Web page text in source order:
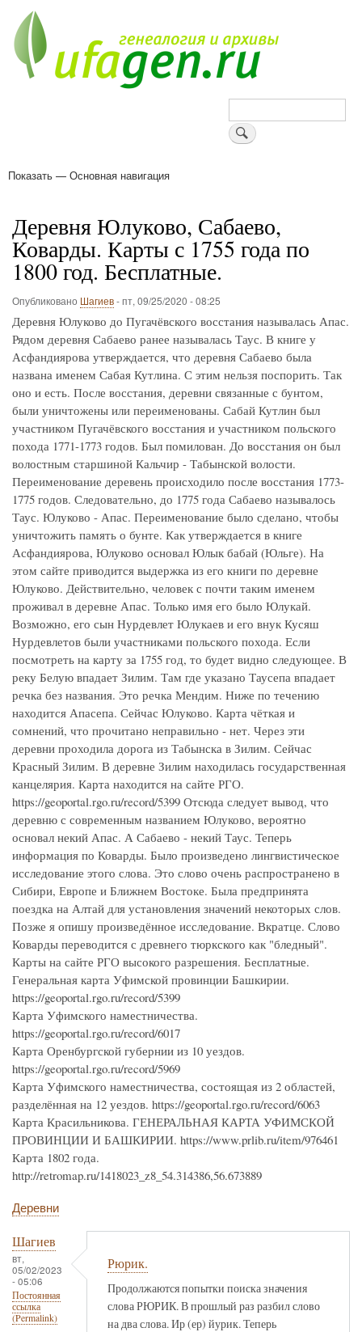
основному
содержанию
Поиск
Основная
Показать — Основная навигация
Деревня Юлуково, Сабаево,
Коварды. Карты с 1755 года по
1800 год. Бесплатные.
Опубликовано Шагиев-пт, 09/25/2020 - 08:25
Деревня Юлуково до Пугачёвского восстания называлась Апас.
Рядом деревня Сабаево ранее называлась Таус. В книге у
Асфандиярова утверждается, что деревня Сабаево была
названа именем Сабая Кутлина. С этим нельзя поспорить. Так
оно и есть. После восстания, деревни связанные с бунтом,
были уничтожены или переименованы. Сабай Кутлин был
участником Пугачёвского восстания и участником польского
похода 1771-1773 годов. Был помилован. До восстания он был
волостным старшиной Кальчир - Табынской волости.
Переименование деревень происходило после восстания 1773-
1775 годов. Следовательно, до 1775 года Сабаево называлось
Таус. Юлуково - Апас. Переименование было сделано, чтобы
уничтожить память о бунте. Как утверждается в книге
Асфандиярова, Юлуково основал Юлык бабай (Юльге). На
этом сайте приводится выдержка из его книги по деревне
Юлуково. Действительно, человек с почти таким именем
проживал в деревне Апас. Только имя его было Юлукай.
Возможно, его сын Нурдевлет Юлукаев и его внук Кусяш
Нурдевлетов были участниками польского похода. Если
посмотреть на карту за 1755 год, то будет видно следующее. В
реку Белую впадает Зилим. Там где указано Таусепа впадает
речка без названия. Это речка Мендим. Ниже по течению
находится Апасепа. Сейчас Юлуково. Карта чёткая и
сомнений, что прочитано неправильно - нет. Через эти
деревни проходила дорога из Табынска в Зилим. Сейчас
Красный Зилим. В деревне Зилим находилась государственная
канцелярия. Карта находится на сайте РГО.
https://geoportal.rgo.ru/record/5399 Отсюда следует вывод, что
деревню с современным названием Юлуково, вероятно
основал некий Апас. А Сабаево - некий Таус. Теперь
информация по Коварды. Было произведено лингвистическое
исследование этого слова. Это слово очень распространено в
Сибири, Европе и Ближнем Востоке. Была предпринята
поездка на Алтай для установления значений некоторых слов.
Позже я опишу произведённое исследование. Вкратце. Слово
Коварды переводится с древнего тюркского как "бледный".
Карты на сайте РГО высокого разрешения. Бесплатные.
Генеральная карта Уфимской провинции Башкирии.
https://geoportal.rgo.ru/record/5399
Карта Уфимского наместничества.
https://geoportal.rgo.ru/record/6017
Карта Оренбургской губернии из 10 уездов.
https://geoportal.rgo.ru/record/5969
Карта Уфимского наместничества, состоящая из 2 областей,
разделённая на 12 уездов. https://geoportal.rgo.ru/record/6063
Карта Красильникова. ГЕНЕРАЛЬНАЯ КАРТА УФИМСКОЙ
ПРОВИНЦИИ И БАШКИРИИ. https://www.prlib.ru/item/976461
Карта 1802 года.
http://retromap.ru/1418023_z8_54.314386,56.673889
Деревни
Шагиев
вт,
05/02/2023
- 05:06
Постоянная
ссылка
(Permalink)
Рюрик.
Продолжаются попытки поиска значения
слова РЮРИК. В прошлый раз разбил слово
на два слова. Ир (ер) йурик. Теперь